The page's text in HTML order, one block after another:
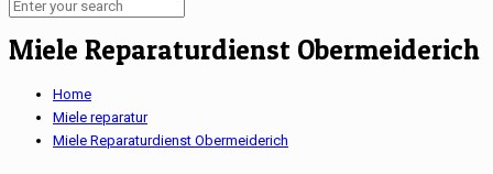
Miele Reparaturdienst Obermeiderich
Home
Miele reparatur
Miele Reparaturdienst Obermeiderich